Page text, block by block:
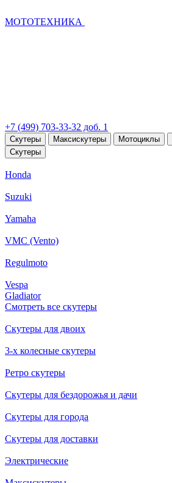
МОТОТЕХНИКА
+7 (499) 703-33-32 доб. 1
Скутеры Максискутеры Мотоциклы
Скутеры
Honda
Suzuki
Yamaha
VMC (Vento)
Regulmoto
Vespa
Gladiator
Смотреть все скутеры
Скутеры для двоих
3-х колесные скутеры
Ретро скутеры
Скутеры для бездорожья и дачи
Скутеры для города
Скутеры для доставки
Электрические